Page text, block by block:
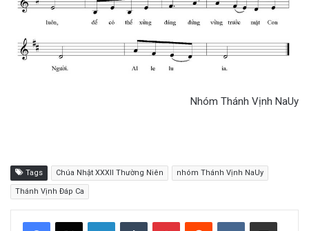
Nhóm Thánh Vịnh NaUy
Tags Chúa Nhật XXXII Thường Niên nhóm Thánh Vịnh NaUy
Thánh Vịnh Đáp Ca